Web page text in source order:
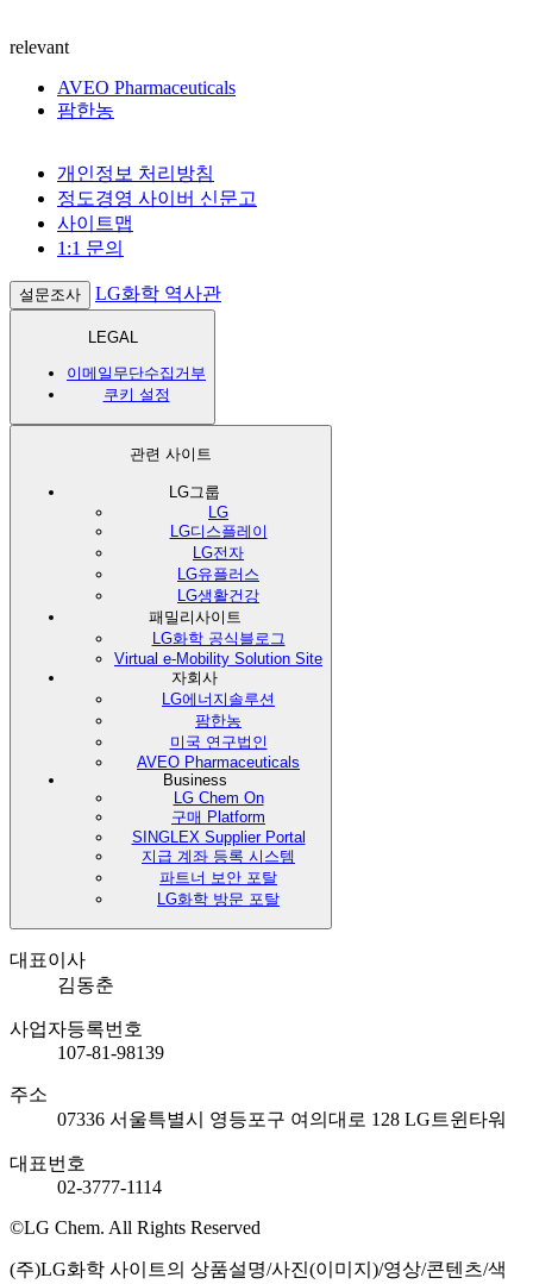
relevant
AVEO Pharmaceuticals
팜한농
개인정보 처리방침
정도경영 사이버 신문고
사이트맵
1:1 문의
설문조사 LG화학 역사관
LEGAL
이메일무단수집거부
쿠키 설정
관련 사이트
LG그룹
LG
LG디스플레이
LG전자
LG유플러스
LG생활건강
패밀리사이트
LG화학 공식블로그
Virtual e-Mobility Solution Site
자회사
LG에너지솔루션
팜한농
미국 연구법인
AVEO Pharmaceuticals
Business
LG Chem On
구매 Platform
SINGLEX Supplier Portal
지급 계좌 등록 시스템
파트너 보안 포탈
LG화학 방문 포탈
대표이사
김동춘
사업자등록번호
107-81-98139
주소
07336 서울특별시 영등포구 여의대로 128 LG트윈타워
대표번호
02-3777-1114
©LG Chem. All Rights Reserved
(주)LG화학 사이트의 상품설명/사진(이미지)/영상/콘텐츠/색